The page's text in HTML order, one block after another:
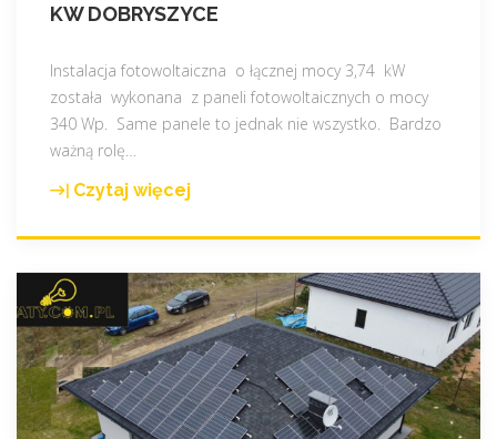
KW DOBRYSZYCE
Instalacja fotowoltaiczna o łącznej mocy 3,74 kW
została wykonana z paneli fotowoltaicznych o mocy
340 Wp. Same panele to jednak nie wszystko. Bardzo
ważną rolę…
Czytaj więcej
s
z
a
n
a
j